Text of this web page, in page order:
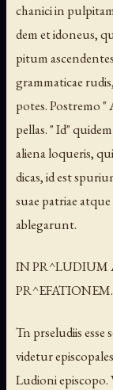
chanici in
dem et idoneus,
pitum
grammaticae
potes. Postremo
pellas. " Id"
aliena loqueris,
dicas, id est
suae patriae
ablegarunt.
IN PR^LUDIUM
PR^EFATIONEM.
Tn prseludiis esse
videtur
Ludioni